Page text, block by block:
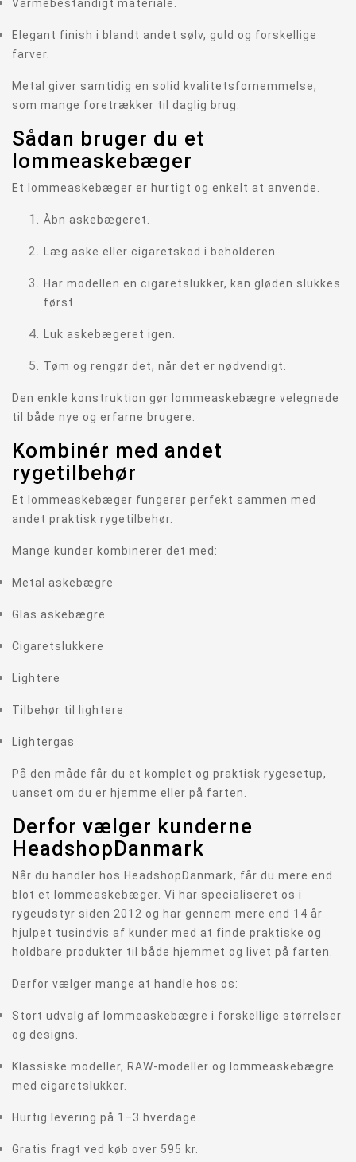
Varmebestandigt materiale.
Elegant finish i blandt andet sølv, guld og forskellige
farver.
Metal giver samtidig en solid kvalitetsfornemmelse,
som mange foretrækker til daglig brug.
Sådan bruger du et
lommeaskebæger
Et lommeaskebæger er hurtigt og enkelt at anvende.
Åbn askebægeret.
Læg aske eller cigaretskod i beholderen.
Har modellen en cigaretslukker, kan gløden slukkes
først.
Luk askebægeret igen.
Tøm og rengør det, når det er nødvendigt.
Den enkle konstruktion gør lommeaskebægre velegnede
til både nye og erfarne brugere.
Kombinér med andet
rygetilbehør
Et lommeaskebæger fungerer perfekt sammen med
andet praktisk rygetilbehør.
Mange kunder kombinerer det med:
Metal askebægre
Glas askebægre
Cigaretslukkere
Lightere
Tilbehør til lightere
Lightergas
På den måde får du et komplet og praktisk rygesetup,
uanset om du er hjemme eller på farten.
Derfor vælger kunderne
HeadshopDanmark
Når du handler hos HeadshopDanmark, får du mere end
blot et lommeaskebæger. Vi har specialiseret os i
rygeudstyr siden 2012 og har gennem mere end 14 år
hjulpet tusindvis af kunder med at finde praktiske og
holdbare produkter til både hjemmet og livet på farten.
Derfor vælger mange at handle hos os:
Stort udvalg af lommeaskebægre i forskellige størrelser
og designs.
Klassiske modeller, RAW-modeller og lommeaskebægre
med cigaretslukker.
Hurtig levering på 1–3 hverdage.
Gratis fragt ved køb over 595 kr.